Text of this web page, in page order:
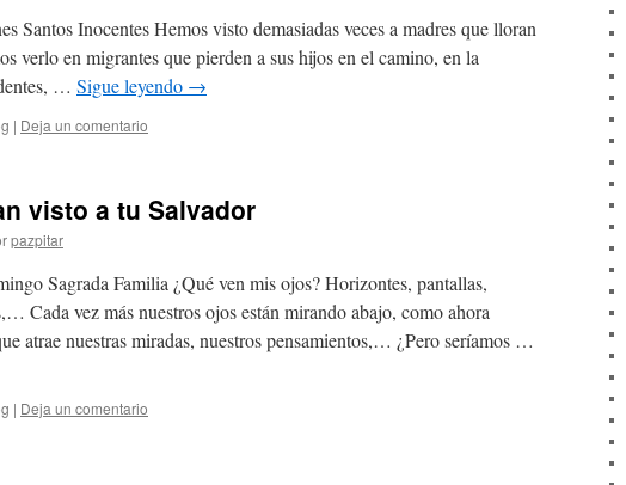
Santos Inocentes Hemos visto demasiadas veces a madres que lloran
verlo en migrantes que pierden a sus hijos en el camino, en la
… Sigue leyendo →
| Deja un comentario
visto a tu Salvador
pazpitar
Sagrada Familia ¿Qué ven mis ojos? Horizontes, pantallas,
Cada vez más nuestros ojos están mirando abajo, como ahora
atrae nuestras miradas, nuestros pensamientos,… ¿Pero seríamos …
| Deja un comentario